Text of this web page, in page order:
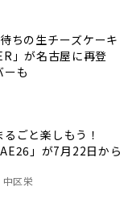
ちの生チーズケーキ
」が名古屋に再登
ーも
ごと楽しもう！
」が7月22日から
区栄